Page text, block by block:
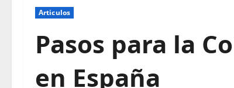
Articulos
Pasos para la
en España